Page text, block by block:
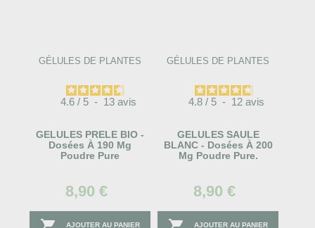
GÉLULES DE PLANTES
4.6 / 5 - 13 avis
GELULES PRELE BIO -
Dosées À 190 Mg
Poudre Pure
8,90 €
AJOUTER AU PANIER
GÉLULES DE PLANTES
4.8 / 5 - 12 avis
GELULES SAULE
BLANC - Dosées À 200
Mg Poudre Pure.
8,90 €
AJOUTER AU PANIER